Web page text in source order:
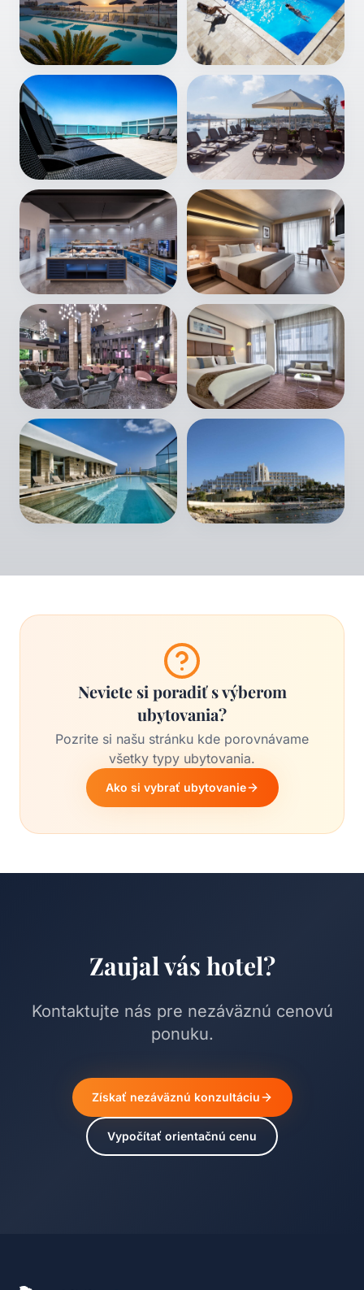
Neviete si poradiť s výberom
ubytovania?
Pozrite si našu stránku kde porovnávame
všetky typy ubytovania.
Ako si vybrať ubytovanie
Zaujal vás hotel?
Kontaktujte nás pre nezáväznú cenovú
ponuku.
Získať nezáväznú konzultáciu
Vypočítať orientačnú cenu